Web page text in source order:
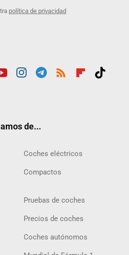
política de privacidad
de...
Coches eléctricos
Compactos
Pruebas de coches
Precios de coches
Coches autónomos